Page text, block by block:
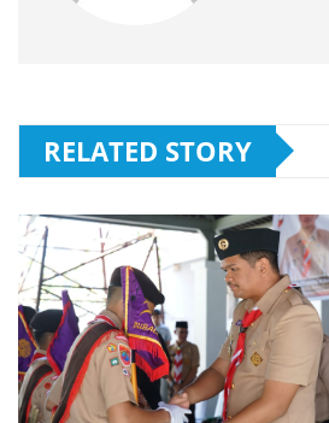
RELATED STORY